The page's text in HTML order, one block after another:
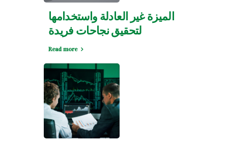
الميزة غير العادلة واستخدامها
لتحقيق نجاحات فريدة
Read more